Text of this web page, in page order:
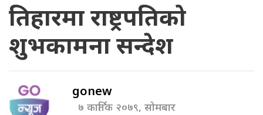
तिहारमा राष्ट्रपतिको
शुभकामना सन्देश
gonew
७ कार्तिक २०७९, सोमबार